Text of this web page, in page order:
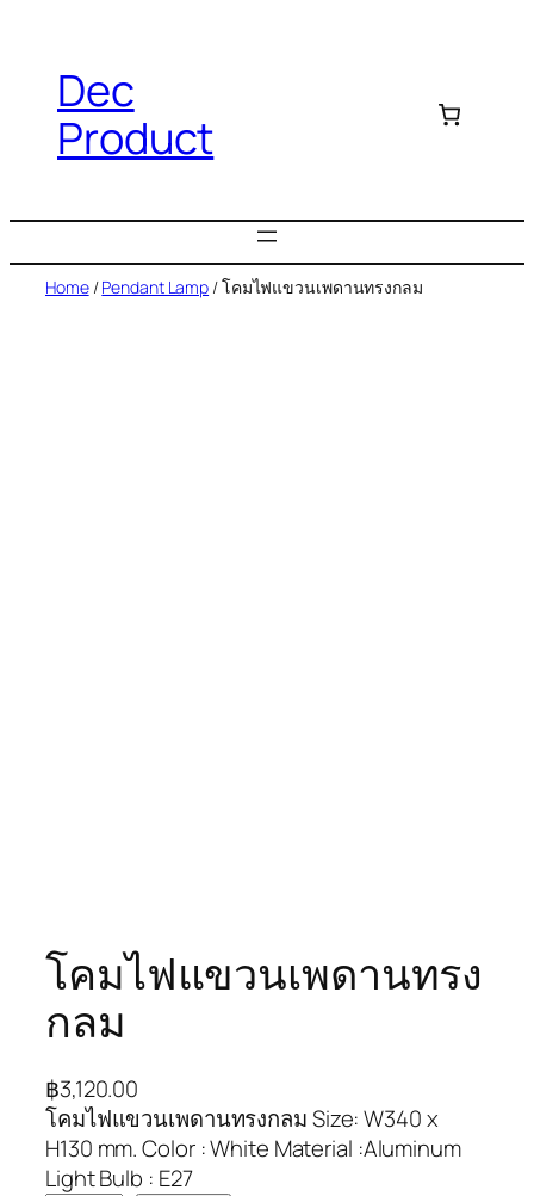
Dec
Product
Home/Pendant Lamp / โคมไฟแขวนเพดานทรงกลม
โคมไฟแขวนเพดานทรง
กลม
฿3,120.00
โคมไฟแขวนเพดานทรงกลม Size: W340 x
H130 mm. Color : White Material :Aluminum
Light Bulb : E27